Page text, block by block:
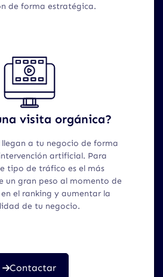
de forma estratégica.
visita orgánica?
llegan a tu negocio de forma
artificial. Para
tipo de tráfico es el más
un gran peso al momento de
el ranking y aumentar la
de tu negocio.
Contactar